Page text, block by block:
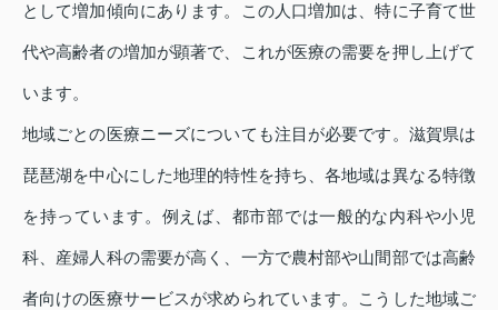
として増加傾向にあります。この人口増加は、特に子育て世
代や高齢者の増加が顕著で、これが医療の需要を押し上げて
います。
地域ごとの医療ニーズについても注目が必要です。滋賀県は
琵琶湖を中心にした地理的特性を持ち、各地域は異なる特徴
を持っています。例えば、都市部では一般的な内科や小児
科、産婦人科の需要が高く、一方で農村部や山間部では高齢
者向けの医療サービスが求められています。こうした地域ご